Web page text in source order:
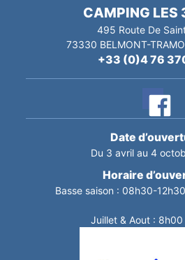
CAMPING LES
495 Route De
73330 BELMONT-
+33 (0)4 76
Date
Du 3 avril au 4
Horaire
Basse saison : 08h30-
Juillet & Aout :